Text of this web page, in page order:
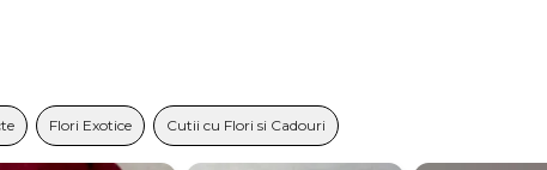
Flori Exotice Cutii cu Flori si Cadouri